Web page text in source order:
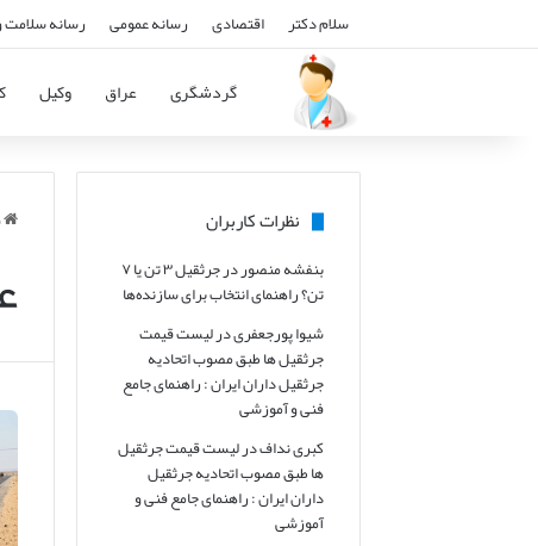
سلام دکتر اقتصادی رسانه عمومی رسانه
گردشگری عراق وکیل
نظرات کاربران
بنفشه منصوردر
جرثقیل ۳ تن یا ۷
تن؟ راهنمای انتخاب برای سازنده‌ها
شیوا پورجعفریدرلیست قیمت
جرثقیل ها طبق مصوب اتحادیه
جرثقیل داران ایران : راهنمای جامع
فنی و آموزشی
کبری ندافدرلیست قیمت جرثقیل
ها طبق مصوب اتحادیه جرثقیل
داران ایران : راهنمای جامع فنی و
آموزشی